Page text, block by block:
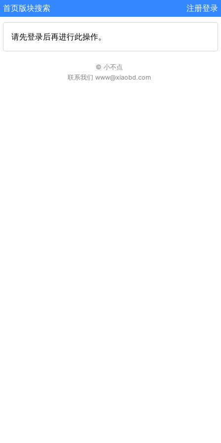
首页版块搜索 注册登录
请先登录后再进行此操作。
© 小不点
联系我们 www@xiaobd.com